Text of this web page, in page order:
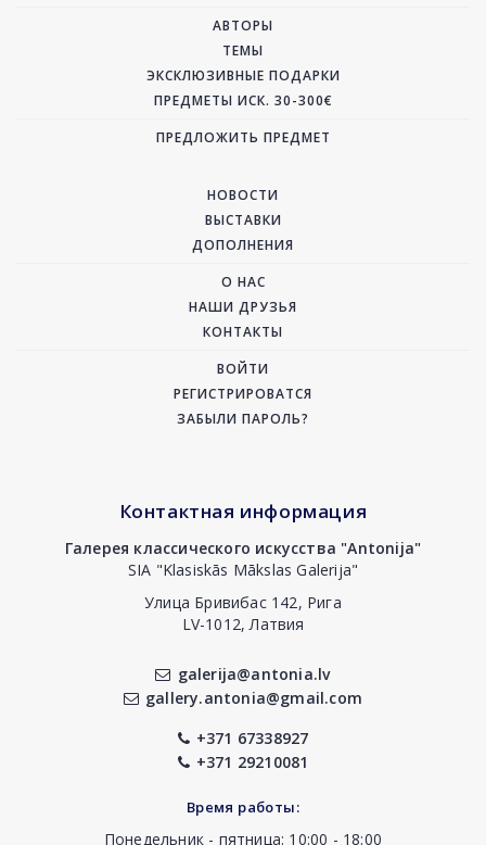
АВТОРЫ
ТЕМЫ
ЭКСКЛЮЗИВНЫЕ ПОДАРКИ
ПРЕДМЕТЫ ИСК. 30-300€
ПРЕДЛОЖИТЬ ПРЕДМЕТ
НОВОСТИ
ВЫСТАВКИ
ДОПОЛНЕНИЯ
О НАС
НАШИ ДРУЗЬЯ
КОНТАКТЫ
ВОЙТИ
РЕГИСТРИРОВАТСЯ
ЗАБЫЛИ ПАРОЛЬ?
Контактная информация
Галерея классического искусства "Antonija"
SIA "Klasiskās Mākslas Galerija"
Улица Бривибас 142, Рига
LV-1012, Латвия
galerija@antonia.lv
gallery.antonia@gmail.com
+371 67338927
+371 29210081
Время работы:
Понедельник - пятница: 10:00 - 18:00